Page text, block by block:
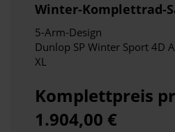
Winter-Komplettrad-
5-Arm-Design
Dunlop SP Winter Sport 4D
XL
Komplettpreis
1.904,00 €